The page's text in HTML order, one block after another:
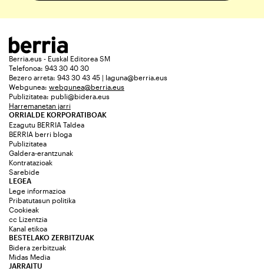
Berria.eus - Euskal Editorea SM
Telefonoa: 943 30 40 30
Bezero arreta: 943 30 43 45 | laguna@berria.eus
Webgunea: webgunea@berria.eus
Publizitatea: publi@bidera.eus
Harremanetan jarri
ORRIALDE KORPORATIBOAK
Ezagutu BERRIA Taldea
BERRIA berri bloga
Publizitatea
Galdera-erantzunak
Kontratazioak
Sarebide
JARRAITU
LEGEA
Lege informazioa
Pribatutasun politika
Cookieak
cc Lizentzia
Kanal etikoa
BESTELAKO ZERBITZUAK
Bidera zerbitzuak
Midas Media